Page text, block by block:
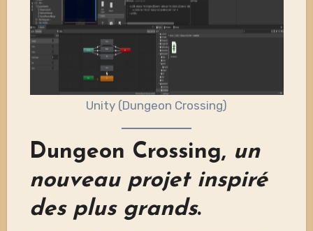
Unity (Dungeon Crossing)
Dungeon Crossing, un
nouveau projet inspiré
des plus grands.